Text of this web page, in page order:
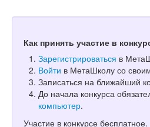
Как принять участие в
Зарегистрироваться в
Войти в МетаШколу со
Записаться на ближайший
До начала конкурса
компьютер.
Участие в конкурсе бесплатное.